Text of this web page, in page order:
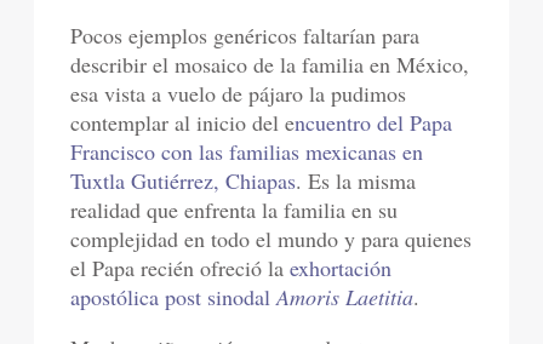
Pocos ejemplos genéricos faltarían para
describir el mosaico de la familia en México,
esa vista a vuelo de pájaro la pudimos
contemplar al inicio del encuentro del Papa
Francisco con las familias mexicanas en
Tuxtla Gutiérrez, Chiapas. Es la misma
realidad que enfrenta la familia en su
complejidad en todo el mundo y para quienes
el Papa recién ofreció laexhortación
apostólica post sinodalAmoris Laetitia.